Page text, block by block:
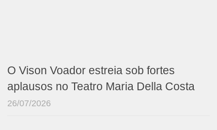
O Vison Voador estreia sob fortes
aplausos no Teatro Maria Della Costa
26/07/2026